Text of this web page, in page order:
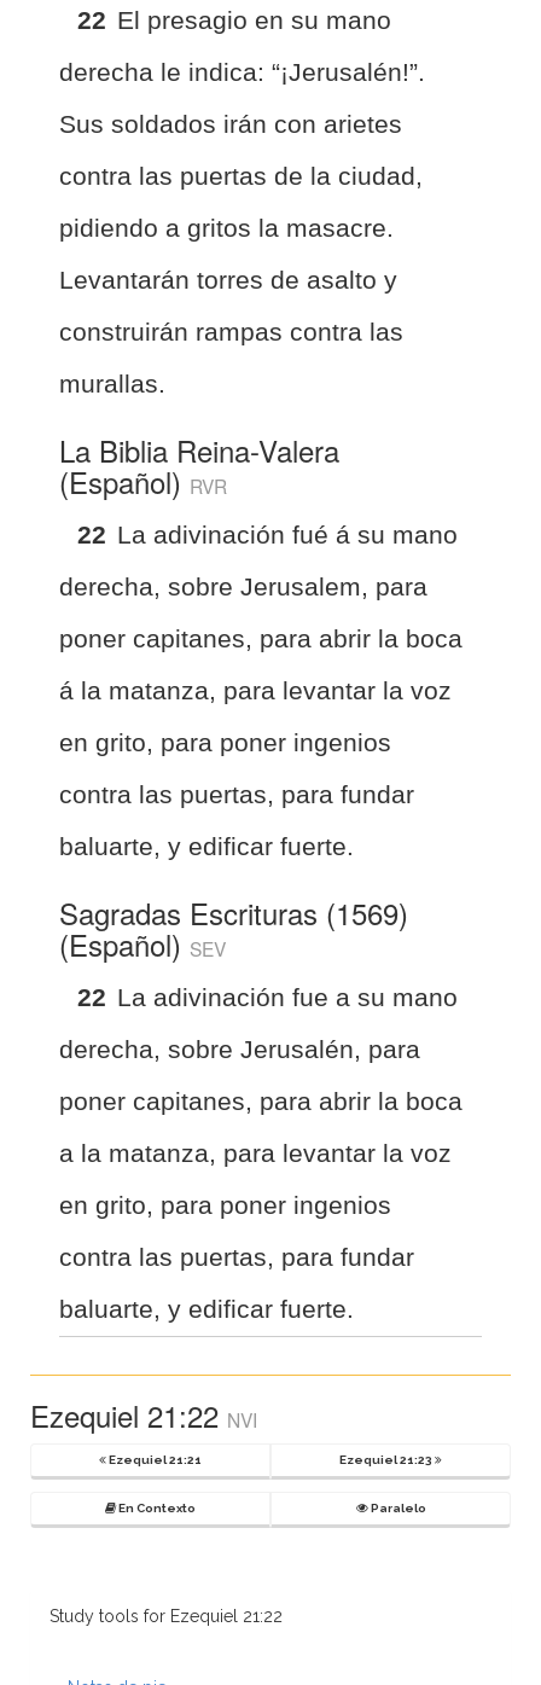
22 El presagio en su mano
derecha le indica: “¡Jerusalén!”.
Sus soldados irán con arietes
contra las puertas de la ciudad,
pidiendo a gritos la masacre.
Levantarán torres de asalto y
construirán rampas contra las
murallas.
La Biblia Reina-Valera
(Español) RVR
22 La adivinación fué á su mano
derecha, sobre Jerusalem, para
poner capitanes, para abrir la boca
á la matanza, para levantar la voz
en grito, para poner ingenios
contra las puertas, para fundar
baluarte, y edificar fuerte.
Sagradas Escrituras (1569)
(Español) SEV
22 La adivinación fue a su mano
derecha, sobre Jerusalén, para
poner capitanes, para abrir la boca
a la matanza, para levantar la voz
en grito, para poner ingenios
contra las puertas, para fundar
baluarte, y edificar fuerte.
Ezequiel 21:22 NVI
Ezequiel 21:21 Ezequiel 21:23
En Contexto Paralelo
Study tools for Ezequiel 21:22